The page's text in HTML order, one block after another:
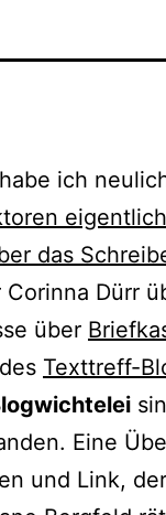
ich
das
Dürr
über
Texttreff-
Eine
und Link,